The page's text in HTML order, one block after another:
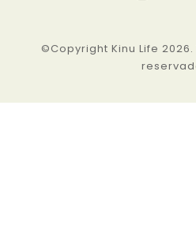
©Copyright Kinu Life